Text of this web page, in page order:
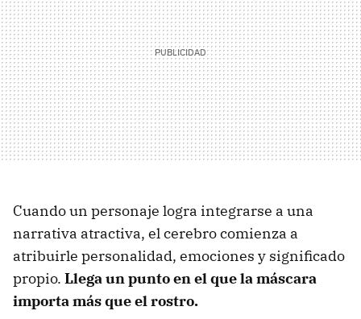
Cuando un personaje logra integrarse a una
narrativa atractiva, el cerebro comienza a
atribuirle personalidad, emociones y significado
propio. Llega un punto en el que la máscara
importa más que el rostro.